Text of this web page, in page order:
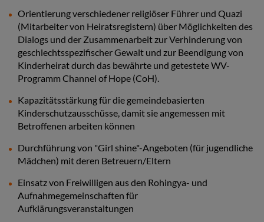
Orientierung verschiedener religiöser Führer und Quazi
(Mitarbeiter von Heiratsregistern) über Möglichkeiten des
Dialogs und der Zusammenarbeit zur Verhinderung von
geschlechtsspezifischer Gewalt und zur Beendigung von
Kinderheirat durch das bewährte und getestete WV-
Programm Channel of Hope (CoH).
Kapazitätsstärkung für die gemeindebasierten
Kinderschutzausschüsse, damit sie angemessen mit
Betroffenen arbeiten können
Durchführung von "Girl shine"-Angeboten (für jugendliche
Mädchen) mit deren Betreuern/Eltern
Einsatz von Freiwilligen aus den Rohingya- und
Aufnahmegemeinschaften für
Aufklärungsveranstaltungen